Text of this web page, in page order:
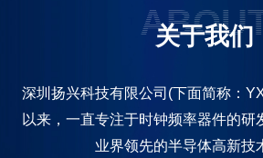
关于我们
深圳扬兴科技有限公司(下面简称：
以来，一直专注于时钟频率器件的研
业界领先的半导体高新技